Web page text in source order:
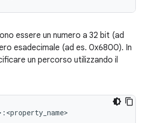
essere un numero a 32 bit (ad
esadecimale (ad es. 0x6800). In
un percorso utilizzando il